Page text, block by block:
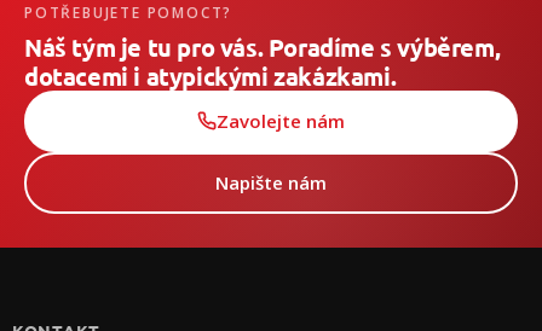
POTŘEBUJETE POMOCT?
Náš tým je tu pro vás. Poradíme s výběrem,
dotacemi i atypickými zakázkami.
Zavolejte nám
Napište nám